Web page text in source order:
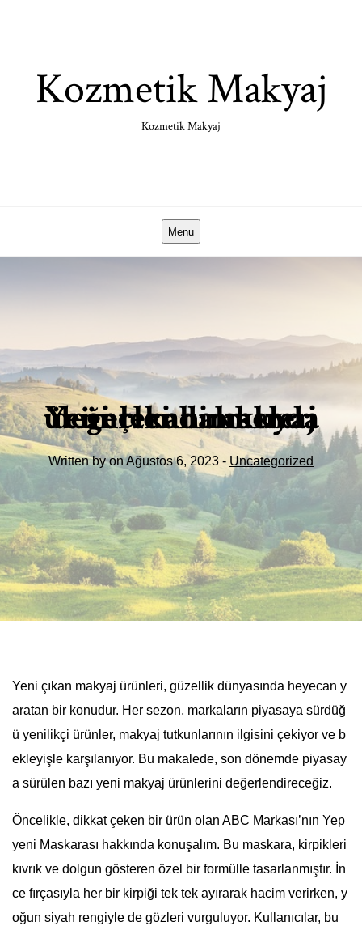
Kozmetik Makyaj
Kozmetik Makyaj
Menu
Yeni çıkan makyaj ürünleri hakkında değerlendirmeler
Written by on Ağustos 6, 2023 - Uncategorized
Yeni çıkan makyaj ürünleri, güzellik dünyasında heyecan y
aratan bir konudur. Her sezon, markaların piyasaya sürdüğ
ü yenilikçi ürünler, makyaj tutkunlarının ilgisini çekiyor ve b
ekleyişle karşılanıyor. Bu makalede, son dönemde piyasay
a sürülen bazı yeni makyaj ürünlerini değerlendireceğiz.
Öncelikle, dikkat çeken bir ürün olan ABC Markası’nın Yep
yeni Maskarası hakkında konuşalım. Bu maskara, kirpikleri
kıvrık ve dolgun gösteren özel bir formülle tasarlanmıştır. İn
ce fırçasıyla her bir kirpiği tek tek ayırarak hacim verirken, y
oğun siyah rengiyle de gözleri vurguluyor. Kullanıcılar, bu